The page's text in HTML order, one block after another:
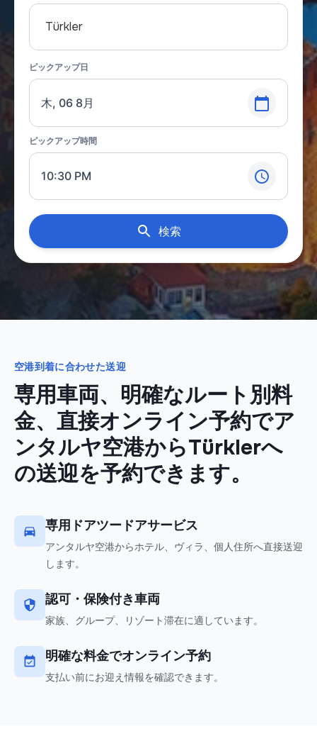
Türkler
ピックアップ日
木, 06 8月
ピックアップ時間
10:30 PM
検索
空港到着に合わせた送迎
専用車両、明確なルート別料
金、直接オンライン予約でア
ンタルヤ空港からTürklerへ
の送迎を予約できます。
専用ドアツードアサービス
アンタルヤ空港からホテル、ヴィラ、個人住所へ直接送迎
します。
認可・保険付き車両
家族、グループ、リゾート滞在に適しています。
明確な料金でオンライン予約
支払い前にお迎え情報を確認できます。